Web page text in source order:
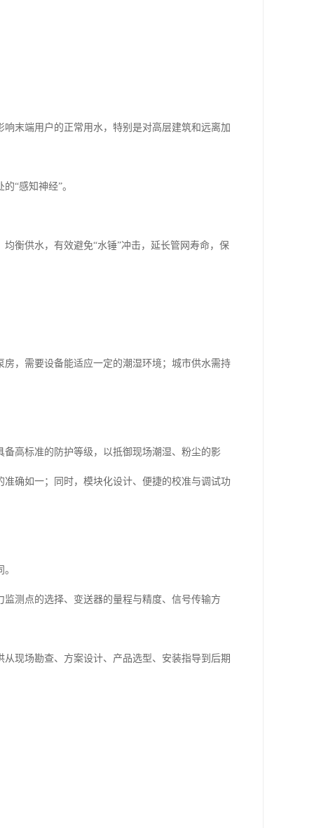
末端用户的正常用水，特别是对高层建筑和远离加
“感知神经”。
衡供水，有效避免“水锤”冲击，延长管网寿命，保
，需要设备能适应一定的潮湿环境；城市供水需持
高标准的防护等级，以抵御现场潮湿、粉尘的影
确如一；同时，模块化设计、便捷的校准与调试功
测点的选择、变送器的量程与精度、信号传输方
现场勘查、方案设计、产品选型、安装指导到后期